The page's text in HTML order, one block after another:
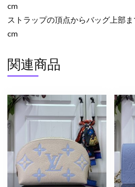
cm
ストラップの頂点からバッグ上部
cm
関連商品